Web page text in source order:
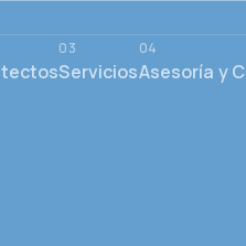
ServiciosAsesoría y